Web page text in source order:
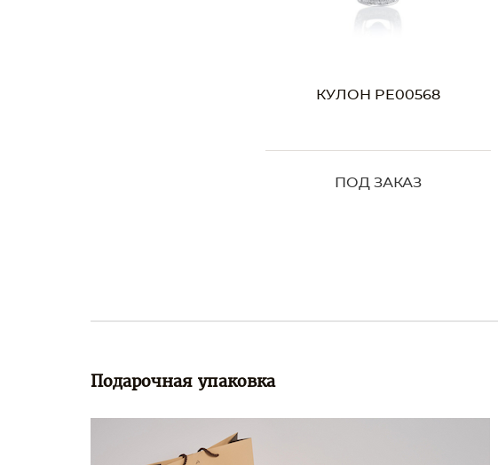
КУЛОН PE00568
ПОД ЗАКАЗ
Подарочная упаковка